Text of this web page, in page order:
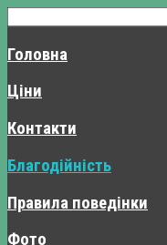
Головна
Ціни
Контакти
Благодійність
Правила поведінки
Фото